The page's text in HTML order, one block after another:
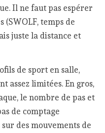
Il ne faut pas espérer
(SWOLF, temps de
juste la distance et
de sport en salle,
assez limitées. En gros,
le nombre de pas et
de comptage
des mouvements de